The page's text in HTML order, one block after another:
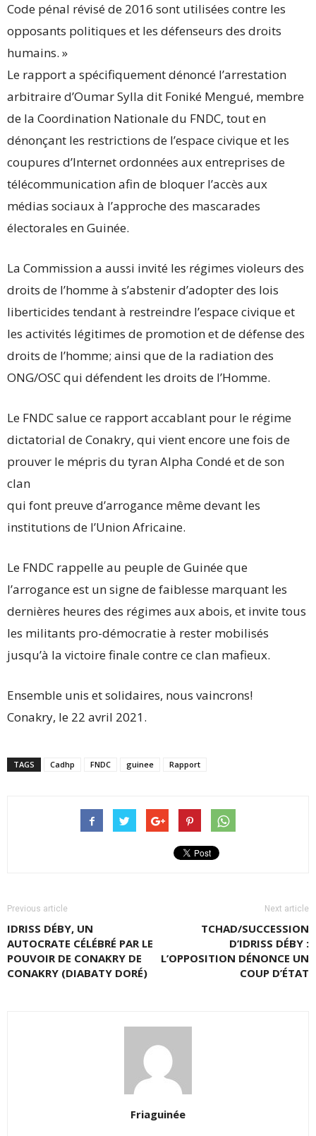
Code pénal révisé de 2016 sont utilisées contre les
opposants politiques et les défenseurs des droits
humains. »
Le rapport a spécifiquement dénoncé l’arrestation
arbitraire d’Oumar Sylla dit Foniké Mengué, membre
de la Coordination Nationale du FNDC, tout en
dénonçant les restrictions de l’espace civique et les
coupures d’Internet ordonnées aux entreprises de
télécommunication afin de bloquer l’accès aux
médias sociaux à l’approche des mascarades
électorales en Guinée.
La Commission a aussi invité les régimes violeurs des
droits de l’homme à s’abstenir d’adopter des lois
liberticides tendant à restreindre l’espace civique et
les activités légitimes de promotion et de défense des
droits de l’homme; ainsi que de la radiation des
ONG/OSC qui défendent les droits de l’Homme.
Le FNDC salue ce rapport accablant pour le régime
dictatorial de Conakry, qui vient encore une fois de
prouver le mépris du tyran Alpha Condé et de son
clan
qui font preuve d’arrogance même devant les
institutions de l’Union Africaine.
Le FNDC rappelle au peuple de Guinée que
l’arrogance est un signe de faiblesse marquant les
dernières heures des régimes aux abois, et invite tous
les militants pro-démocratie à rester mobilisés
jusqu’à la victoire finale contre ce clan mafieux.
Ensemble unis et solidaires, nous vaincrons!
Conakry, le 22 avril 2021.
TAGS Cadhp FNDC guinee Rapport
Previous article
IDRISS DÉBY, UN
AUTOCRATE CÉLÉBRÉ PAR LE
POUVOIR DE CONAKRY DE
CONAKRY (DIABATY DORÉ)
Next article
TCHAD/SUCCESSION
D’IDRISS DÉBY :
L’OPPOSITION DÉNONCE UN
COUP D’ÉTAT
Friaguinée